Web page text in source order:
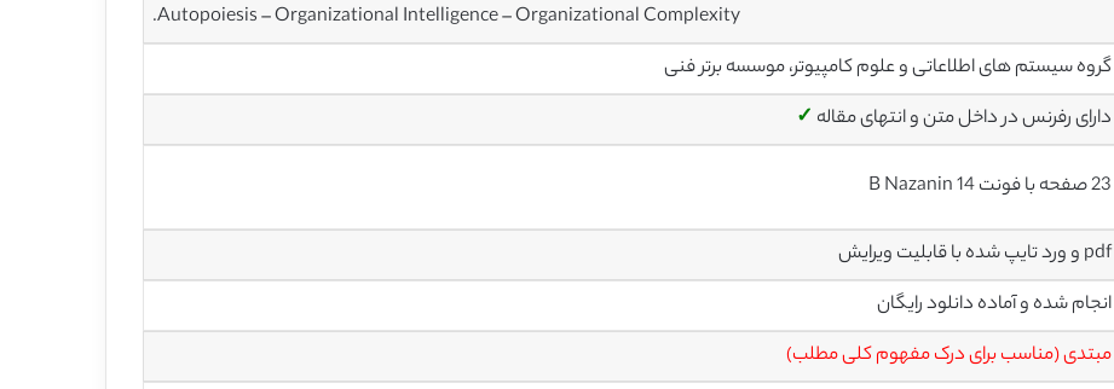
Autopoiesis – Organizational Intelligence – Organizational Complexity.
گروه سیستم های اطلاعاتی و علوم کامپیوتر، موسسه برتر فنی
دارای رفرنس در داخل متن و انتهای مقاله ✓
23 صفحه با فونت 14 B Nazanin
pdf و ورد تایپ شده با قابلیت ویرایش
انجام شده و آماده دانلود رایگان
مبتدی (مناسب برای درک مفهوم کلی مطلب)